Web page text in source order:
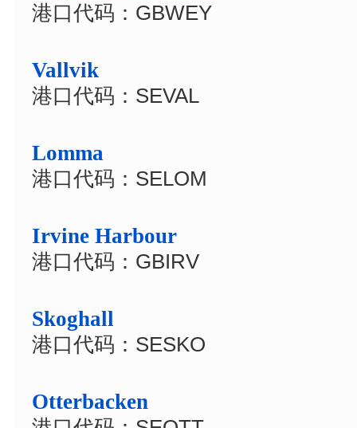
港口代码：GBWEY
Vallvik
港口代码：SEVAL
Lomma
港口代码：SELOM
Irvine Harbour
港口代码：GBIRV
Skoghall
港口代码：SESKO
Otterbacken